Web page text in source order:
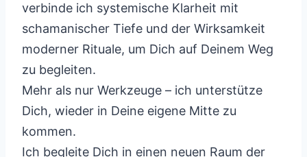
verbinde ich systemische Klarheit mit
schamanischer Tiefe und der Wirksamkeit
moderner Rituale, um Dich auf Deinem Weg
zu begleiten.
Mehr als nur Werkzeuge – ich unterstütze
Dich, wieder in Deine eigene Mitte zu
kommen.
Ich begleite Dich in einen neuen Raum der